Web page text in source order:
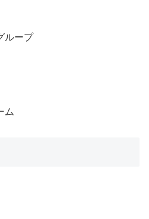
ループ
ム